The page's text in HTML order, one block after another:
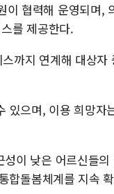
협력해 운영되며,
를 제공한다.
까지 연계해 대상자
으며, 이용 희망자
이 낮은 어르신들
합돌봄체계를 지속